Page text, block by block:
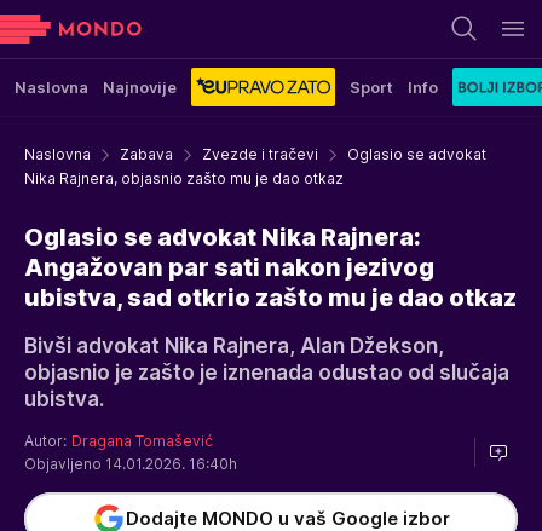
Naslovna Najnovije Sport Info
Naslovna Zabava Zvezde i tračevi
Oglasio se advokat
Nika Rajnera, objasnio zašto mu je dao otkaz
Oglasio se advokat Nika Rajnera:
Angažovan par sati nakon jezivog
ubistva, sad otkrio zašto mu je dao otkaz
Bivši advokat Nika Rajnera, Alan Džekson,
objasnio je zašto je iznenada odustao od slučaja
ubistva.
Autor: Dragana Tomašević
Objavljeno 14.01.2026. 16:40h
Dodajte MONDO u vaš Google izbor